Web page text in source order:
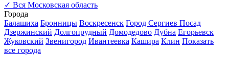
✓ Вся Московская область
Города
Балашиха Бронницы Воскресенск Город Сергиев Посад
Дзержинский Долгопрудный Домодедово Дубна Егорьевск
Жуковский Звенигород Ивантеевка Кашира Клин Показать
все города